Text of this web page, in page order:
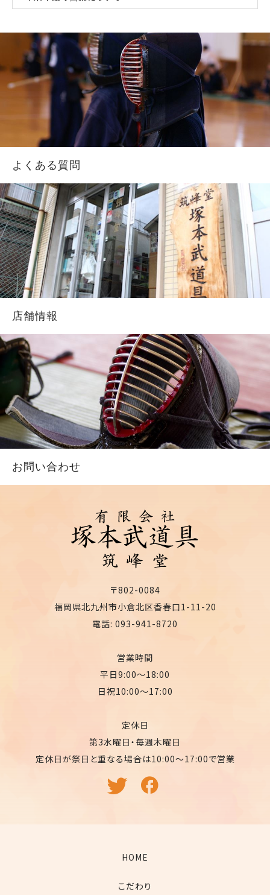
よくある質問
店舗情報
お問い合わせ
〒802-0084
福岡県北九州市小倉北区香春口1-11-20
電話: 093-941-8720
営業時間
平日9:00〜18:00
日祝10:00〜17:00
定休日
第3水曜日・毎週木曜日
定休日が祭日と重なる場合は10:00〜17:00で営業
HOME
こだわり